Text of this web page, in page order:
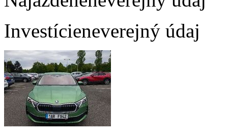
Investícieneverejný údaj